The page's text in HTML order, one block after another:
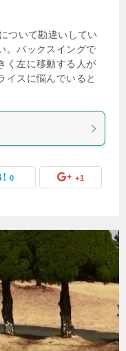
ついて勘違いしてい
。バックスイングで
く左に移動する人が
イスに悩んでいると
0 +1